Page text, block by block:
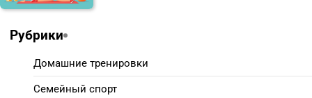
Рубрики
Домашние тренировки
Семейный спорт